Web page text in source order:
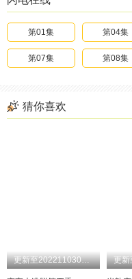
第01集 第04集
第07集 第08集
猜你喜欢
更新至202211030713体验版期